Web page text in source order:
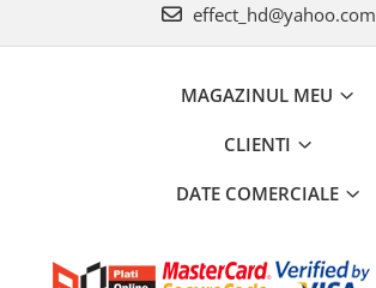
effect_hd@yahoo.com
MAGAZINUL MEU
CLIENTI
DATE COMERCIALE